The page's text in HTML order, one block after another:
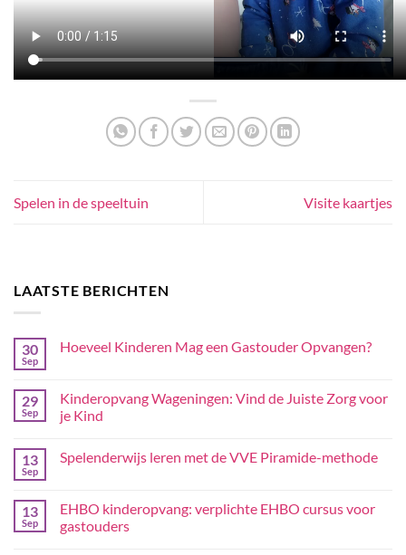
Spelen in de speeltuin Visite kaartjes
LAATSTE BERICHTEN
30
Sep
Hoeveel Kinderen Mag een Gastouder Opvangen?
29
Sep
Kinderopvang Wageningen: Vind de Juiste Zorg voor
je Kind
13
Sep
Spelenderwijs leren met de VVE Piramide-methode
13
Sep
EHBO kinderopvang: verplichte EHBO cursus voor
gastouders